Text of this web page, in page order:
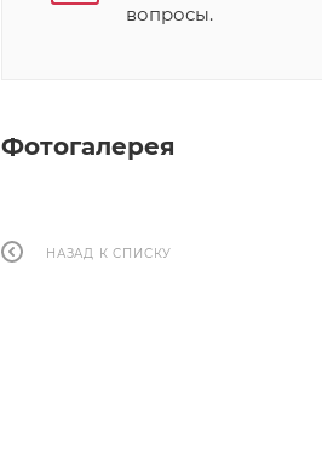
вопросы.
Фотогалерея
НАЗАД К СПИСКУ